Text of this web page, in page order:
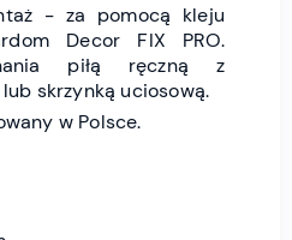
- za pomocą kleju
Decor FIX PRO.
piłą ręczną z
skrzynką uciosową.
w Polsce.